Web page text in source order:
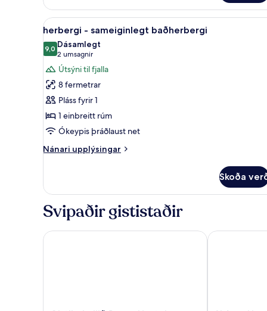
-
svefnsalur
fyrir
bæði
kyn
sameiginlegt
baðherbergi
Skoða
allar
myndir
fyrir
herbergi
-
sameiginlegt
baðherbergi
herbergi - sameiginlegt
5
herbergi - sameiginlegt baðherbergi
9,09,0 af 10
Dásamlegt
2 umsagnir
(2
umsagnir)
Útsýni til fjalla
8 fermetrar
Pláss fyrir 1
1 einbreitt rúm
Ókeypis þráðlaust net
Nánari upplýsingar
Nánari
-
sameiginlegt
baðherbergi
Skoða
Svipaðir gististaðir
Gistiheimilið Barn - Hostel Skógar Hostel